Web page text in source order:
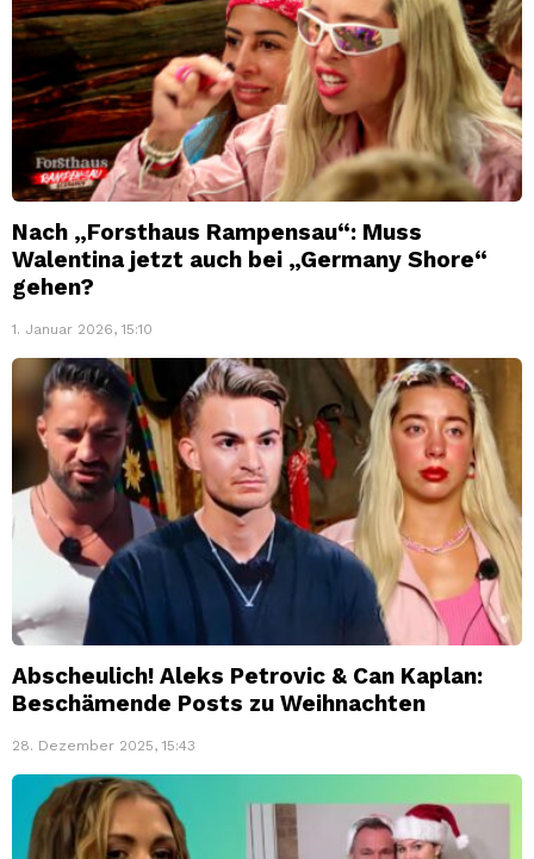
Nach „Forsthaus Rampensau“: Muss
Walentina jetzt auch bei „Germany Shore“
gehen?
1. Januar 2026, 15:10
Abscheulich! Aleks Petrovic & Can Kaplan:
Beschämende Posts zu Weihnachten
28. Dezember 2025, 15:43